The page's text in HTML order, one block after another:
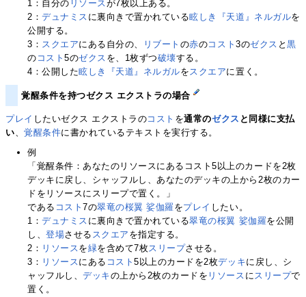
1：自分の リソース が7枚以上ある。
2：デュナミス に裏向きで置かれている眩しき『天道』ネルガルを
公開する。
3： スクエアにある自分の、 リブート の赤のコスト3のゼクス と黒
の コスト5のゼクス を、1枚ずつ破壊する。
4：公開した眩しき『天道』ネルガルを スクエアに置く。
覚醒条件を持つゼクス エクストラの場合
プレイ したいゼクス エクストラのコスト を通常のゼクス と同様に支払
い、覚醒条件に書かれているテキストを実行する。
例
「覚醒条件：あなたのリソースにあるコスト5以上のカードを2枚
デッキに戻し、シャッフルし、あなたのデッキの上から2枚のカー
ドをリソースにスリープで置く。」
である コスト7の翠竜の桜翼 娑伽羅をプレイ したい。
1：デュナミス に裏向きで置かれている翠竜の桜翼 娑伽羅を公開
し、登場させる スクエア を指定する。
2： リソースを緑を含めて7枚スリープさせる。
3： リソースにある コスト5以上のカードを2枚デッキに戻し、シ
ャッフルし、デッキの上から2枚のカードを リソース にスリープで
置く。